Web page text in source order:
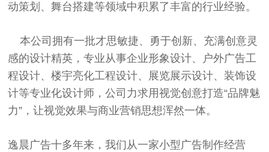
动策划、舞台搭建等领域中积累了丰富的行业经验。
本公司拥有一批才思敏捷、勇于创新、充满创意灵
感的设计精英，专业从事企业形象设计、户外广告工
程设计、楼宇亮化工程设计、展览展示设计、装饰设
计等专业化设计师，公司力求用视觉创意打造“品牌魅
力”，让视觉效果与商业营销思想浑然一体。
逸晨广告十多年来，我们从一家小型广告制作经营